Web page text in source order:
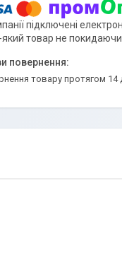
підключені
товар не покидаючи
товару протягом 14